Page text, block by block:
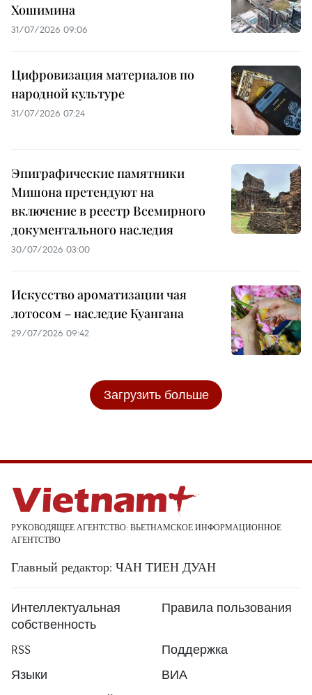
Хошимина
31/07/2026 09:06
Цифровизация материалов по
народной культуре
31/07/2026 07:24
Эпиграфические памятники
Мишона претендуют на
включение в реестр Всемирного
документального наследия
30/07/2026 03:00
Искусство ароматизации чая
лотосом – наследие Куангана
29/07/2026 09:42
Загрузить больше
РУКОВОДЯЩЕЕ АГЕНТСТВО: ВЬЕТНАМСКОЕ ИНФОРМАЦИОННОЕ
АГЕНТСТВО
Главный редактор: ЧАН ТИЕН ДУАН
Интеллектуальная
собственность
Правила пользования
RSS
Поддержка
Языки
ВИА